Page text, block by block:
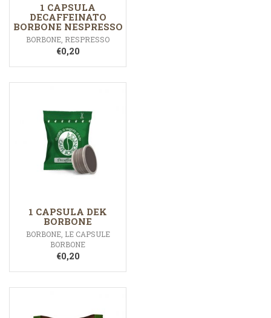
1 CAPSULA
DECAFFEINATO
BORBONE NESPRESSO
BORBONE RESPRESSO
€0,20
1 CAPSULA DEK
BORBONE
BORBONE, LE CAPSULE
BORBONE
€0,20